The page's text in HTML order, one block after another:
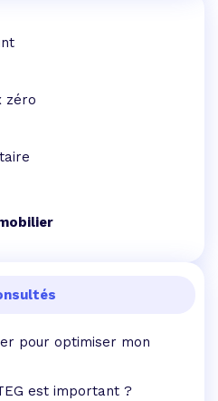
zéro
pour optimiser mon
est important ?